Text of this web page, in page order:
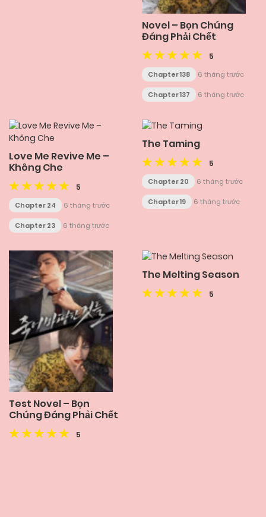
Novel – Bọn Chúng
Đáng Phải Chết
5
Chapter 138 6 tháng trước
Chapter 137 6 tháng trước
Love Me Revive Me –
Không Che
5
Chapter 24 6 tháng trước
Chapter 23 6 tháng trước
The Taming
5
Chapter 20 6 tháng trước
Chapter 19 6 tháng trước
Test Novel – Bọn
Chúng Đáng Phải Chết
5
The Melting Season
5